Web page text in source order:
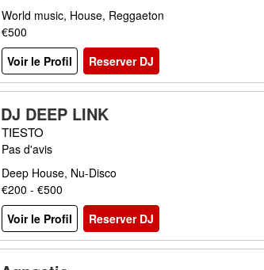
World music, House, Reggaeton
€500
Voir le Profil
Reserver DJ
DJ DEEP LINK
TIESTO
Pas d'avis
Deep House, Nu-Disco
€200 - €500
Voir le Profil
Reserver DJ